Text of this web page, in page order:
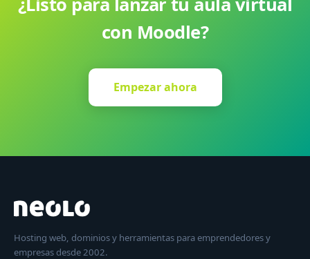
con Moodle?
Empezar ahora
Hosting web, dominios y herramientas para emprendedores y
empresas desde 2002.